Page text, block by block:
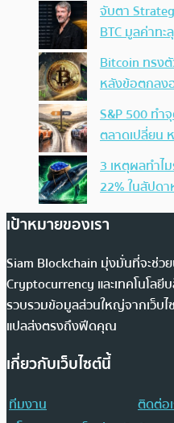
จับตา
BTC มูลค่าท
Bitcoin ทรง
หลังข้อตกลง
S&P 500 ทำ
ตลาดเปลี่ยน
3 เหตุผลทำไ
22% ในสัปดา
เป้าหมายของเรา
Siam Blockchain มุ่งมั่นที่จะช่ว
Cryptocurrency และเทคโนโลยี
รวบรวมข้อมูลส่วนใหญ่จากเว็บไ
แปลส่งตรงถึงฟีดคุณ
เกี่ยวกับเว็บไซต์นี้
ทีมงาน
ติดต่อ